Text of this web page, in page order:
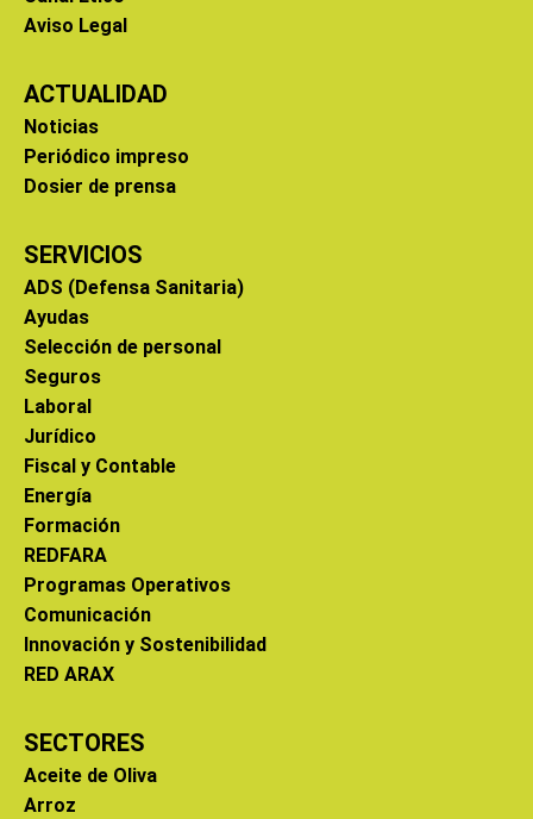
Aviso Legal
ACTUALIDAD
Noticias
Periódico impreso
Dosier de prensa
SERVICIOS
ADS (Defensa Sanitaria)
Ayudas
Selección de personal
Seguros
Laboral
Jurídico
Fiscal y Contable
Energía
Formación
REDFARA
Programas Operativos
Comunicación
Innovación y Sostenibilidad
RED ARAX
SECTORES
Aceite de Oliva
Arroz